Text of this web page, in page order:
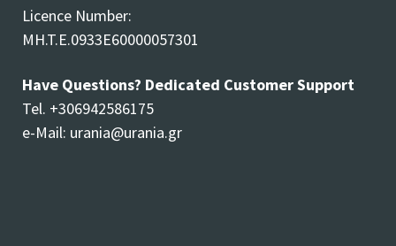
Licence Number:
MH.T.E.0933E60000057301
Have Questions? Dedicated Customer Support
Tel. +306942586175
e-Mail: urania@urania.gr